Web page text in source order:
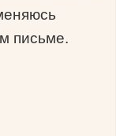
письме.